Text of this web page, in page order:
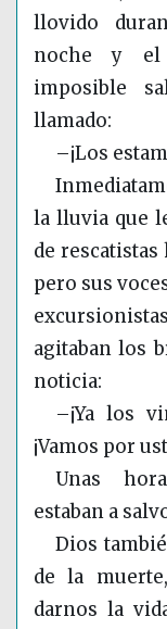
llovido
noche y el
imposible
llamado:
–¡Los
la lluvia que
de rescatistas
pero sus
agitaban los
noticia:
–¡Ya los
¡Vamos por
Unas
estaban a
Dios
de la
darnos la